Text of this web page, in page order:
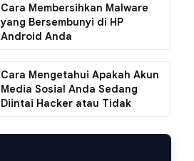
Cara Membersihkan Malware
yang Bersembunyi di HP
Android Anda
Cara Mengetahui Apakah Akun
Media Sosial Anda Sedang
Diintai Hacker atau Tidak